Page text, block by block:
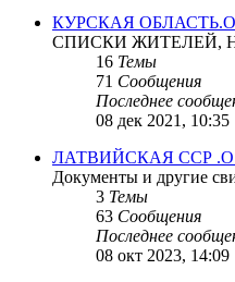
КУРСКАЯ
СПИСКИ ЖИТЕЛЕЙ,
16 Темы
71 Сообщения
Последнее
08 дек 2021, 10:35
ЛАТВИЙСКАЯ ССР
Документы и другие
3 Темы
63 Сообщения
Последнее
08 окт 2023, 14:09